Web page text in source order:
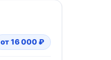
от 16 000 ₽